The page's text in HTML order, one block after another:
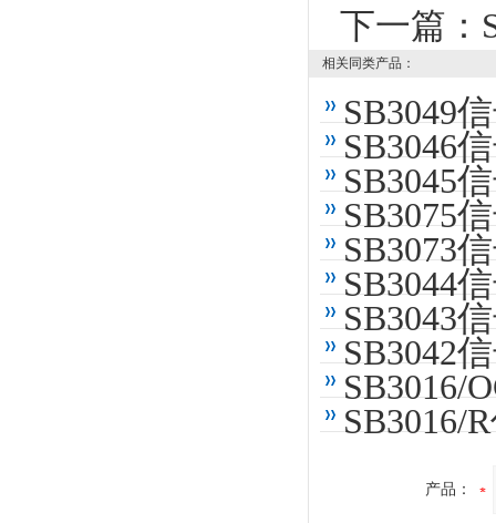
下一篇：
相关同类产品：
SB3049
SB3046
SB3045
SB3075
SB3073
SB3044
SB3043
SB3042
SB3016/
SB3016/
产品：